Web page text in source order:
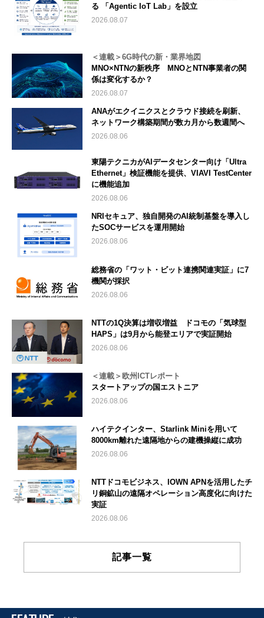
る 「Agentic IoT Lab」を設立
2026.08.07
＜連載＞6G時代の新・業界地図
MNO×NTNの新秩序 MNOとNTN事業者の関
係は変化するか？
2026.08.07
ANAがエクイニクスとクラウド接続を刷新、
ネットワーク構築期間が数カ月から数週間へ
2026.08.06
東陽テクニカがAIデータセンター向け「Ultra
Ethernet」検証機能を提供、VIAVI TestCenter
に機能追加
2026.08.06
NRIセキュア、独自開発のAI統制基盤を導入し
たSOCサービスを運用開始
2026.08.06
総務省の「ワット・ビット連携関連実証」に7
機関が採択
2026.08.06
NTTの1Q決算は増収増益 ドコモの「気球型
HAPS」は9月から能登エリアで実証開始
2026.08.06
＜連載＞欧州ICTレポート
スタートアップの国エストニア
2026.08.06
ハイテクインター、Starlink Miniを用いて
8000km離れた遠隔地からの建機操縦に成功
2026.08.06
NTTドコモビジネス、IOWN APNを活用したチ
リ銅鉱山の遠隔オペレーション高度化に向けた
実証
2026.08.06
記事一覧